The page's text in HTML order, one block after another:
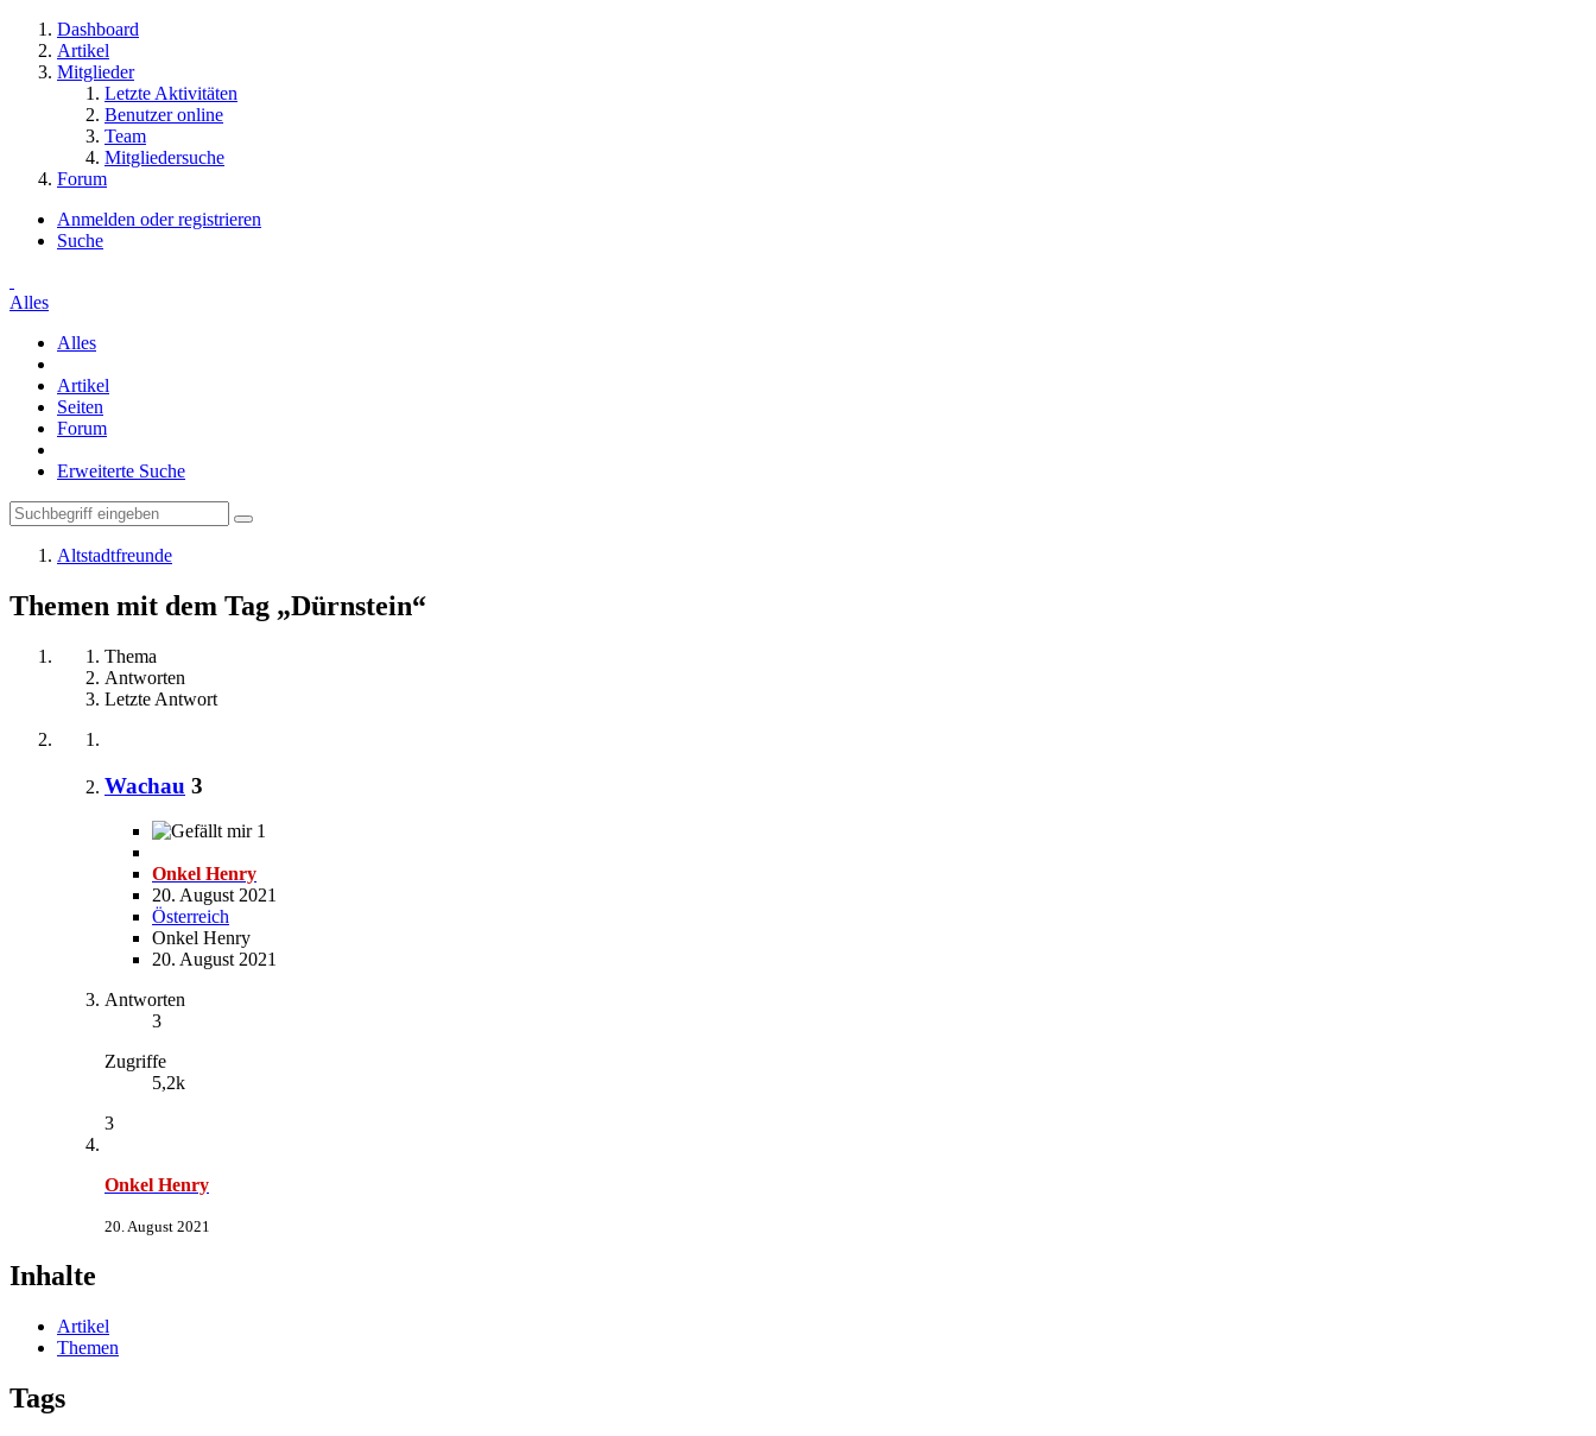
Dashboard
Artikel
Mitglieder
Letzte Aktivitäten
Benutzer online
Team
Mitgliedersuche
Forum
Anmelden oder registrieren
Suche
Alles
Alles
Artikel
Seiten
Forum
Erweiterte Suche
Altstadtfreunde
Themen mit dem Tag „Dürnstein“
Thema
Antworten
Letzte Antwort
Wachau 3
1
Onkel Henry
20. August 2021
Österreich
Onkel Henry
20. August 2021
Antworten
3
Zugriffe
5,2k
3
Onkel Henry
20. August 2021
Inhalte
Artikel
Themen
Tags